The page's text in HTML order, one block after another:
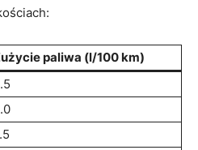
paliwa (l/100 km)